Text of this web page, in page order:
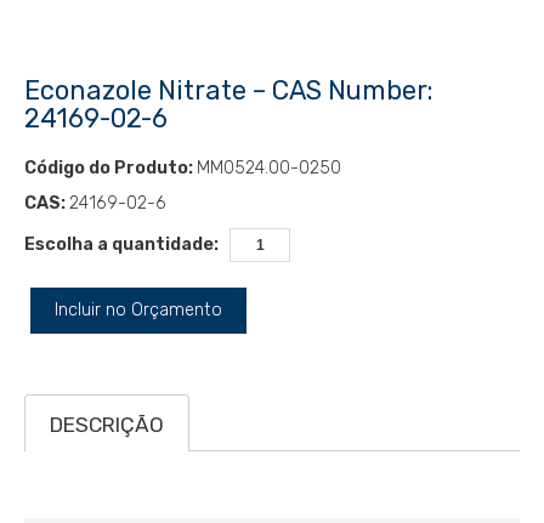
Econazole Nitrate – CAS Number:
24169-02-6
Código do Produto: MM0524.00-0250
CAS:24169-02-6
Escolha a quantidade:
Incluir no Orçamento
DESCRIÇÃO